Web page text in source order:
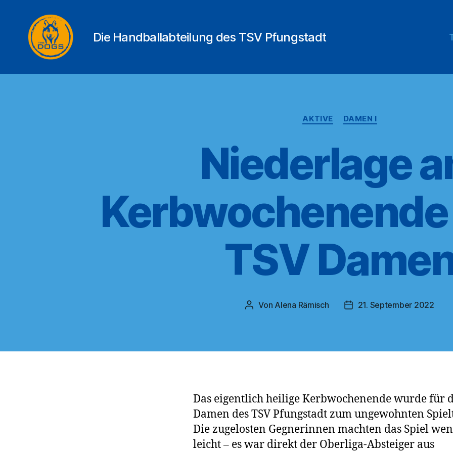
DOGS
Die Handballabteilung des TSV Pfungstadt
Kategorien
AKTIVE DAMEN I
Niederlage
TSV
Beitragsautor
Von Alena Rämisch Veröffentlichungsdatum
21. September 2022
Das eigentlich heilige Kerbwochenende wurde für
Damen des TSV Pfungstadt zum ungewohnten
Die zugelosten Gegnerinnen machten das Spiel
leicht – es war direkt der Oberliga-Absteiger aus